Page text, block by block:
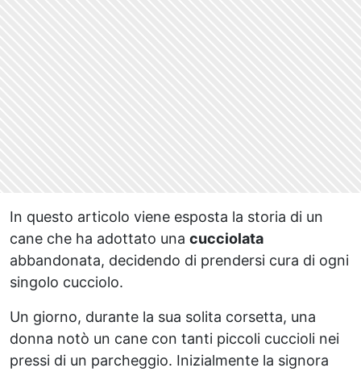
In questo articolo viene esposta la storia di un
cane che ha adottato una cucciolata
abbandonata, decidendo di prendersi cura di ogni
singolo cucciolo.
Un giorno, durante la sua solita corsetta, una
donna notò un cane con tanti piccoli cuccioli nei
pressi di un parcheggio. Inizialmente la signora